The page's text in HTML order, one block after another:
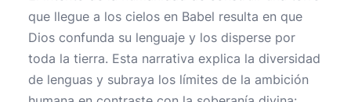
que llegue a los cielos en Babel resulta en que
Dios confunda su lenguaje y los disperse por
toda la tierra. Esta narrativa explica la diversidad
de lenguas y subraya los límites de la ambición